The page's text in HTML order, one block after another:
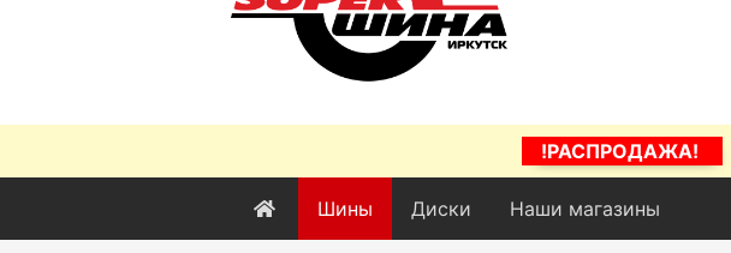
!РАСПРОДАЖА!
Шины Диски Наши магазины